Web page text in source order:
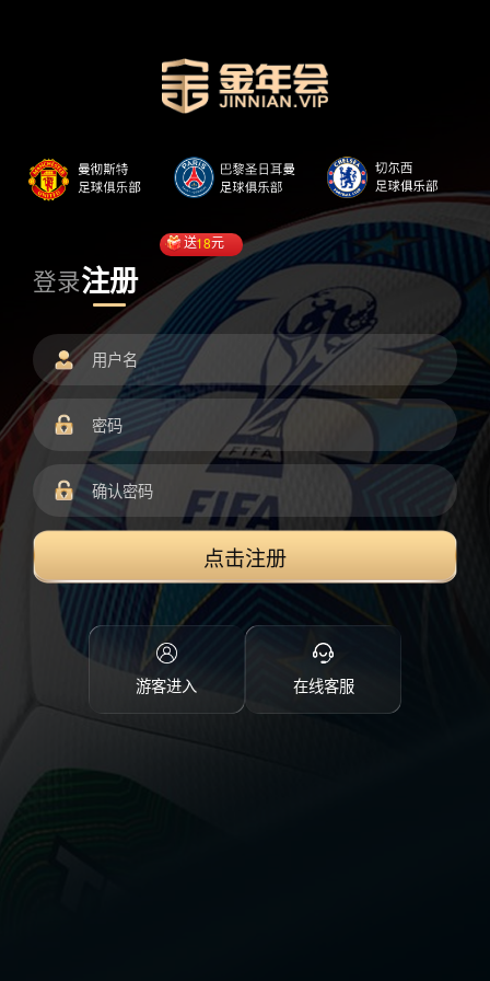
登录注册
送18元
点击注册
游客进入 在线客服